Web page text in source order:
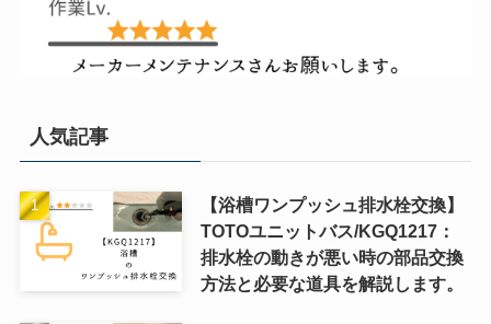
人気記事
【浴槽ワンプッシュ排水栓交換】
TOTOユニットバス/KGQ1217：
排水栓の動きが悪い時の部品交換
方法と必要な道具を解説します。